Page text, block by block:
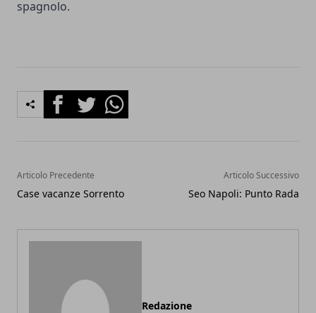
spagnolo.
FacebookTwitterWhatsapp
Articolo Precedente
Case vacanze Sorrento
Articolo Successivo
Seo Napoli: Punto Rada
Redazione